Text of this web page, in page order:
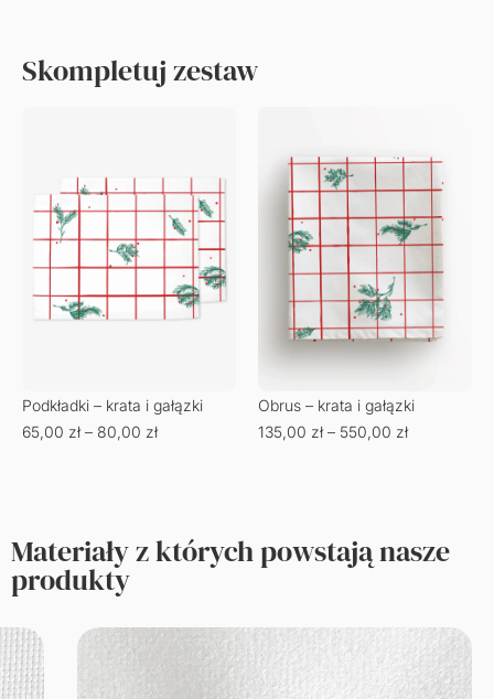
Skompletuj zestaw
Podkładki – krata i gałązki
65,00 zł – 80,00 zł
Obrus – krata i gałązki
135,00 zł – 550,00 zł
Materiały z których powstają nasze
produkty